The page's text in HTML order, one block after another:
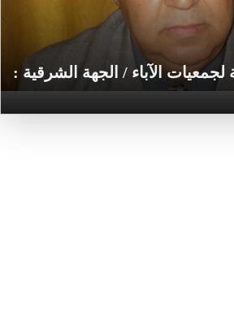
لجمعيات الآباء / الجهة الشرقية :